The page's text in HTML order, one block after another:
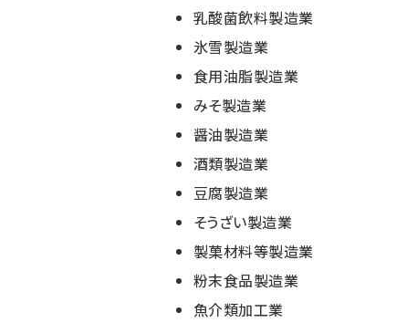
乳酸菌飲料製造業
氷雪製造業
食用油脂製造業
みそ製造業
醤油製造業
酒類製造業
豆腐製造業
そうざい製造業
製菓材料等製造業
粉末食品製造業
魚介類加工業